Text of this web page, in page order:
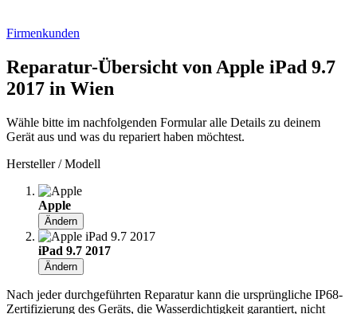
Firmenkunden
Reparatur-Übersicht von Apple iPad 9.7
2017 in Wien
Wähle bitte im nachfolgenden Formular alle Details zu deinem
Gerät aus und was du repariert haben möchtest.
Hersteller / Modell
Apple
Ändern
iPad 9.7 2017
Ändern
Nach jeder durchgeführten Reparatur kann die ursprüngliche IP68-
Zertifizierung des Geräts, die Wasserdichtigkeit garantiert, nicht